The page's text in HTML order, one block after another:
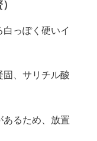
っぽく硬いイ
固、サリチル酸
あるため、放置